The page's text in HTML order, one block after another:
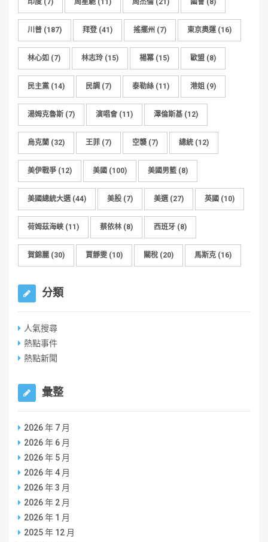
印度 (7) 周星馳 (11) 周杰倫 (21) 國會 (8)
川普 (187) 拜登 (41) 搖擺州 (7) 東京奧運(16)
林心如 (7) 林志玲 (15) 楊冪 (15) 歐盟 (8)
民主黨 (14) 民調 (7) 泰勒絲 (11) 港姐 (9)
湯姆克魯斯 (7) 演唱會 (11) 澤倫斯基 (12)
烏克蘭 (32) 王菲 (7) 空襲 (7) 總統 (12)
美伊戰爭 (12) 美國 (100) 美國男籃 (8)
美國總統大選(44) 美股 (7) 美選(27) 英國 (10)
荷姆茲海峽 (11) 蔡依林 (8) 西班牙 (8)
賀錦麗 (30) 賈靜雯 (10) 關稅 (20) 馬斯克 (16)
分類
人氣搜尋
熱點事件
熱點新聞
彙整
2026 年 7 月
2026 年 6 月
2026 年 5 月
2026 年 4 月
2026 年 3 月
2026 年 2 月
2026 年 1 月
2025 年 12 月